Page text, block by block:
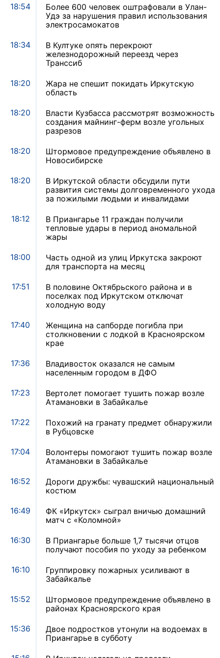
18:54
Более 600 человек оштрафовали в Улан-
Удэ за нарушения правил использования
электросамокатов
18:34
В Култуке опять перекроют
железнодорожный переезд через
Транссиб
18:20
Жара не спешит покидать Иркутскую
область
18:20
Власти Кузбасса рассмотрят возможность
создания майнинг-ферм возле угольных
разрезов
18:20
Штормовое предупреждение объявлено в
Новосибирске
18:20
В Иркутской области обсудили пути
развития системы долговременного ухода
за пожилыми людьми и инвалидами
18:12
В Приангарье 11 граждан получили
тепловые удары в период аномальной
жары
18:00
Часть одной из улиц Иркутска закроют
для транспорта на месяц
17:51
В половине Октябрьского района и в
поселках под Иркутском отключат
холодную воду
17:40
Женщина на сапборде погибла при
столкновении с лодкой в Красноярском
крае
17:36
Владивосток оказался не самым
населенным городом в ДФО
17:23
Вертолет помогает тушить пожар возле
Атамановки в Забайкалье
17:22
Похожий на гранату предмет обнаружили
в Рубцовске
17:04
Волонтеры помогают тушить пожар возле
Атамановки в Забайкалье
16:52
Дороги дружбы: чувашский национальный
костюм
16:49
ФК «Иркутск» сыграл вничью домашний
матч с «Коломной»
16:30
В Приангарье больше 1,7 тысячи отцов
получают пособия по уходу за ребенком
16:10
Группировку пожарных усиливают в
Забайкалье
15:52
Штормовое предупреждение объявлено в
районах Красноярского края
15:36
Двое подростков утонули на водоемах в
Приангарье в субботу